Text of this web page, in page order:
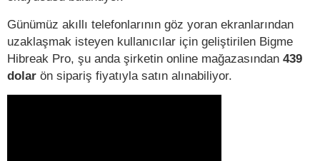
Günümüz akıllı telefonlarının göz yoran ekranlarından
uzaklaşmak isteyen kullanıcılar için geliştirilen Bigme
Hibreak Pro, şu anda şirketin online mağazasından 439
dolar ön sipariş fiyatıyla satın alınabiliyor.